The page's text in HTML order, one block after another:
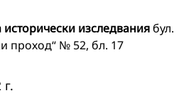
исторически изследваниябул.
проход“ № 52, бл. 17